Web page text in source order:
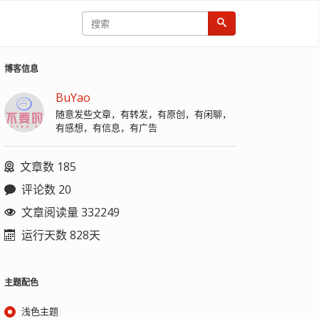
博客信息
BuYao
随意发些文章，有转发，有原创，有闲聊，
有感想，有信息，有广告
文章数 185
评论数 20
文章阅读量 332249
运行天数 828天
主题配色
浅色主题